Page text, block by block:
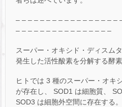
– – – – – – – – – – – – – – – – –
– – – – – – – – – – – – – – – –
スーパー・オキシド・ディスム
発生した活性酸素を分解する酵
ヒトでは 3 種のスーパー・オキ
が存在し、 SOD1 は細胞質、
SOD3 は細胞外空間に存在する。